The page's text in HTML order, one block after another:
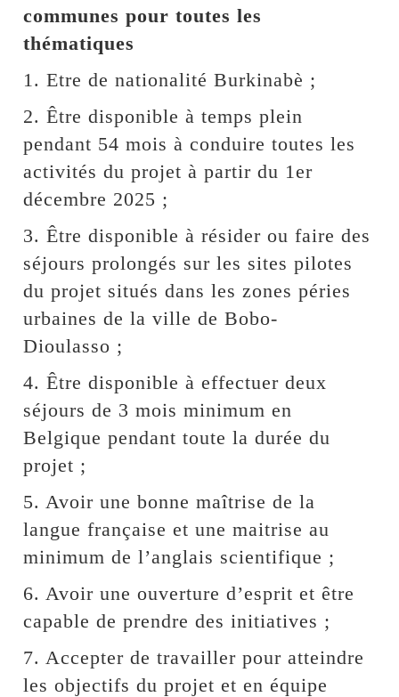
communes pour toutes les
thématiques
1. Etre de nationalité Burkinabè ;
2. Être disponible à temps plein
pendant 54 mois à conduire toutes les
activités du projet à partir du 1er
décembre 2025 ;
3. Être disponible à résider ou faire des
séjours prolongés sur les sites pilotes
du projet situés dans les zones péries
urbaines de la ville de Bobo-
Dioulasso ;
4. Être disponible à effectuer deux
séjours de 3 mois minimum en
Belgique pendant toute la durée du
projet ;
5. Avoir une bonne maîtrise de la
langue française et une maitrise au
minimum de l’anglais scientifique ;
6. Avoir une ouverture d’esprit et être
capable de prendre des initiatives ;
7. Accepter de travailler pour atteindre
les objectifs du projet et en équipe